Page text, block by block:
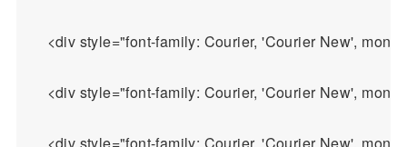
<div style="font-family: Courier, 'Courier New',
<div style="font-family: Courier, 'Courier New',
<div style="font-family: Courier, 'Courier New',